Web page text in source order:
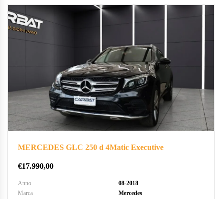
MERCEDES GLC 250 d 4Matic Executive
€17.990,00
Anno
08-2018
Marca
Mercedes